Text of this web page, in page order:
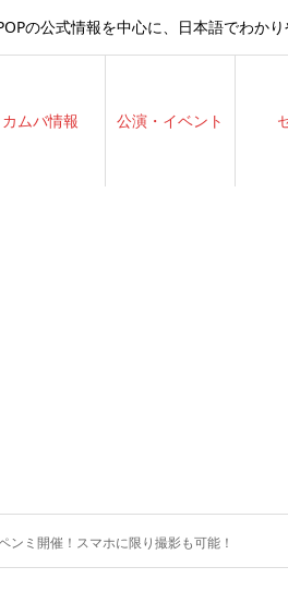
の公式情報を中心に、日本語でわか
カムバ情報 公演・イベント
ンミ開催！スマホに限り撮影も可能！